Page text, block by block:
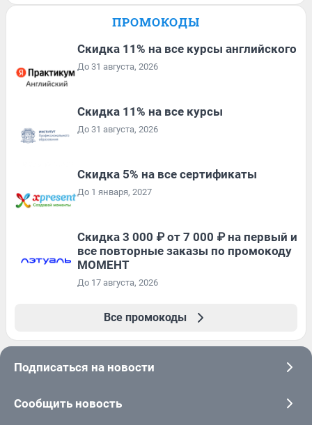
ПРОМОКОДЫ
Скидка 11% на все курсы английского
До 31 августа, 2026
Скидка 11% на все курсы
До 31 августа, 2026
Скидка 5% на все сертификаты
До 1 января, 2027
Скидка 3 000 ₽ от 7 000 ₽ на первый и
все повторные заказы по промокоду
МОМЕНТ
До 17 августа, 2026
Все промокоды
Подписаться на новости
Сообщить новость